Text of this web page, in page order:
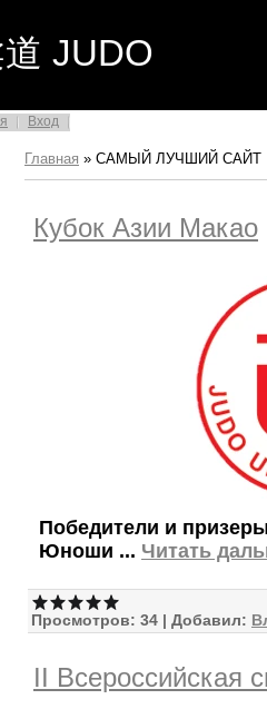
JUDO
Вход
Главная » САМЫЙ ЛУЧШИЙ САЙТ
Кубок Азии Макао
Победители и
Юноши ... Читать
Просмотров: 34 | Добавил:
II Всероссийская